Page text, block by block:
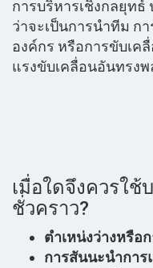
การบริหารเชิงกลยุท
ว่าจะเป็นการนำทีม ก
องค์กร หรือการขับเค
แรงขับเคลื่อนอันทรงพ
เมื่อใดจึงควรใช้
ชั่วคราว?
ตำเหน่งว่างหรือ
การสันนะนำกา